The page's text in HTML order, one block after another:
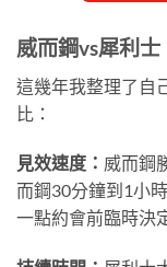
威而鋼vs犀利
這幾年我整理了自
比：
見效速度： 威而鋼
而鋼30分鐘到1小
一點約會前臨時決